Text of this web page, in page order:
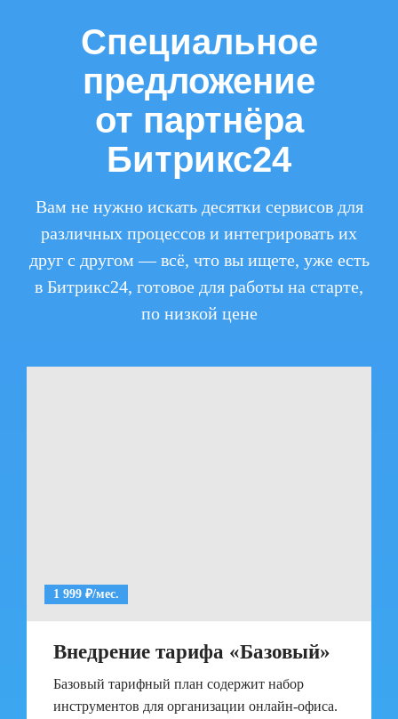
Специальное
предложение
от партнёра
Битрикс24
Вам не нужно искать десятки сервисов для
различных процессов и интегрировать их
друг с другом — всё, что вы ищете, уже есть
в Битрикс24, готовое для работы на старте,
по низкой цене
1 999 ₽/мес.
Внедрение тарифа «Базовый»
Базовый тарифный план содержит набор
инструментов для организации онлайн-офиса.